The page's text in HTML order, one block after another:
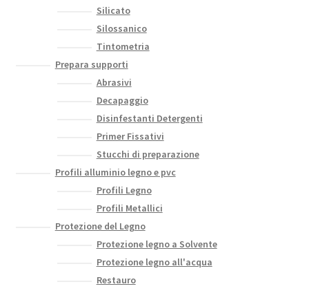
Silicato
Silossanico
Tintometria
Prepara supporti
Abrasivi
Decapaggio
Disinfestanti Detergenti
Primer Fissativi
Stucchi di preparazione
Profili alluminio legno e pvc
Profili Legno
Profili Metallici
Protezione del Legno
Protezione legno a Solvente
Protezione legno all'acqua
Restauro